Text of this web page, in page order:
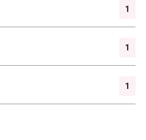
1
1
1